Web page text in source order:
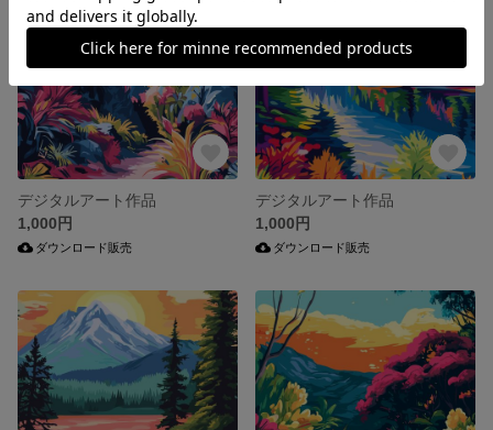
デジタルアート作品
1,000円
ダウンロード販売
デジタルアート作品
1,000円
ダウンロード販売